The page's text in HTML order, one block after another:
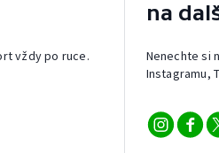
vždy po ruce.
na
Nenechte si
Instagramu,